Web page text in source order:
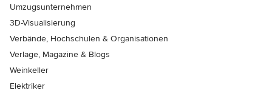
Umzugsunternehmen
3D-Visualisierung
Verbände, Hochschulen & Organisationen
Verlage, Magazine & Blogs
Weinkeller
Elektriker